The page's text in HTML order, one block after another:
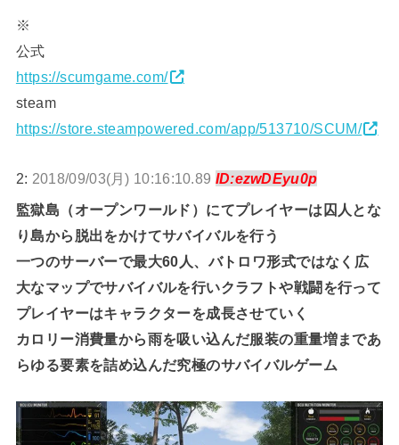
※
公式
https://scumgame.com/
steam
https://store.steampowered.com/app/513710/SCUM/
2: 2018/09/03(月) 10:16:10.89 ID:ezwDEyu0p
監獄島（オープンワールド）にてプレイヤーは囚人とな
り島から脱出をかけてサバイバルを行う
一つのサーバーで最大60人、バトロワ形式ではなく広
大なマップでサバイバルを行いクラフトや戦闘を行って
プレイヤーはキャラクターを成長させていく
カロリー消費量から雨を吸い込んだ服装の重量増まであ
らゆる要素を詰め込んだ究極のサバイバルゲーム